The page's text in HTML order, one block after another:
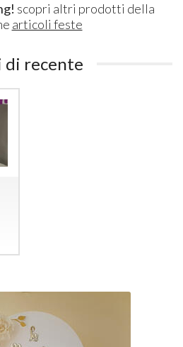
scopri altri prodotti della
articoli feste
di recente